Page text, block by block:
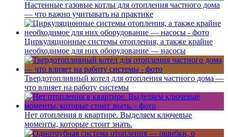
Настенные газовые котлы для отопления частного дома
— что важно учитывать на практике
Циркуляционные системы отопления, а также крайне
необходимое для них оборудование — насосы
Твердотопливный котел для отопления частного дома —
что влияет на работу системы
Нет отопления в квартире. Выделяем ключевые
моменты, которые стоит знать.